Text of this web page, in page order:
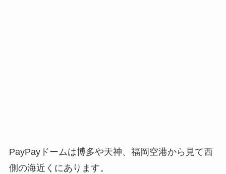
PayPayドームは博多や天神、福岡空港から見て西
側の海近くにあります。